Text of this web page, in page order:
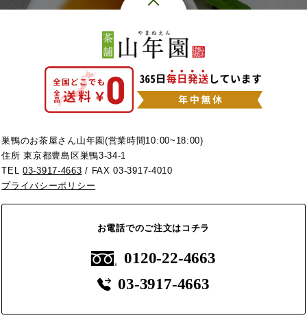
巣鴨のお茶屋さん山年園(営業時間10:00~18:00)
住所 東京都豊島区巣鴨3-34-1
TEL03-3917-4663 / FAX 03-3917-4010
プライバシーポリシー
お電話でのご注文はコチラ
0120-22-4663
03-3917-4663